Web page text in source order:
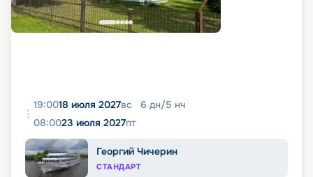
19:0018 июля 2027вс 6 дн/5 нч
08:0023 июля 2027пт
Георгий Чичерин
СТАНДАРТ